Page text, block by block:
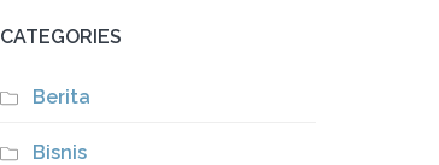
CATEGORIES
Berita
Bisnis